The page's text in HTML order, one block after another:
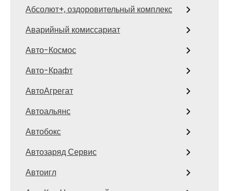
Абсолют+, оздоровительный комплекс
Аварийный комиссариат
Авто-Космос
Авто-Крафт
АвтоАгрегат
Автоальянс
Автобокс
Автозаряд Сервис
Автоигл